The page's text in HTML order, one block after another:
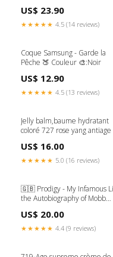
US$ 23.90
★★★★★ 4.5 (14 reviews)
Coque Samsung - Garde la
Pêche 🍑 Couleur 🎨:Noir
US$ 12.90
★★★★★ 4.5 (13 reviews)
Jelly balm,baume hydratant
coloré 727 rose yang antiage
US$ 16.00
★★★★★ 5.0 (16 reviews)
🇬🇧 Prodigy - My Infamous
the Autobiography of Mobb
cinéma
US$ 20.00
★★★★★ 4.4 (9 reviews)